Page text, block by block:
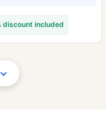
discount included